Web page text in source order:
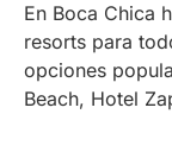
En Boca Chica
resorts para
opciones
Beach, Hotel